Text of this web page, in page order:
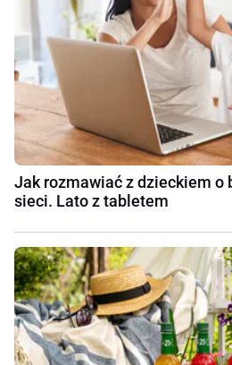
Jak rozmawiać z dzieckiem o
sieci. Lato z tabletem